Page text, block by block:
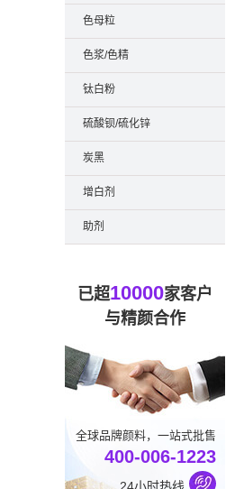
色母粒
色浆/色精
钛白粉
硫酸钡/硫化锌
炭黑
增白剂
助剂
已超10000家客户
与精颜合作
全球品牌颜料，一站式批售
400-006-1223
24小时热线